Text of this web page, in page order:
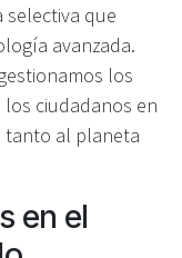
selectiva que
avanzada.
los
ciudadanos en
tanto al planeta
en el